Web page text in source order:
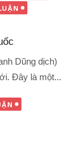
Dũng dịch)
Đây là một...